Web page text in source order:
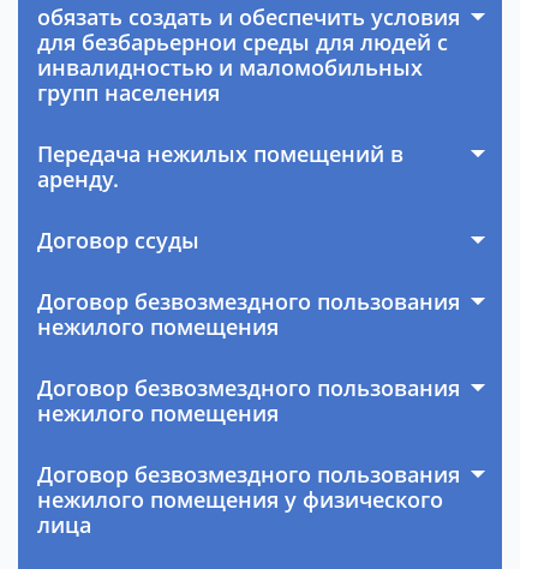
обязать создать и обеспечить условия
для безбарьернои среды для людей с
инвалидностью и маломобильных
групп населения
Передача нежилых помещений в
аренду.
Договор ссуды
Договор безвозмездного пользования
нежилого помещения
Договор безвозмездного пользования
нежилого помещения
Договор безвозмездного пользования
нежилого помещения у физического
лица